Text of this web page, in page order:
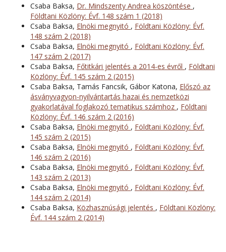
Csaba Baksa, Dr. Mindszenty Andrea köszöntése ,
Földtani Közlöny: Évf. 148 szám 1 (2018)
Csaba Baksa, Elnöki megnyitó , Földtani Közlöny: Évf.
148 szám 2 (2018)
Csaba Baksa, Elnöki megnyitó , Földtani Közlöny: Évf.
147 szám 2 (2017)
Csaba Baksa, Főtitkári jelentés a 2014-es évről , Földtani
Közlöny: Évf. 145 szám 2 (2015)
Csaba Baksa, Tamás Fancsik, Gábor Katona, Előszó az
ásványvagyon-nyilvántartás hazai és nemzetközi
gyakorlatával foglakozó tematikus számhoz , Földtani
Közlöny: Évf. 146 szám 2 (2016)
Csaba Baksa, Elnöki megnyitó , Földtani Közlöny: Évf.
145 szám 2 (2015)
Csaba Baksa, Elnöki megnyitó , Földtani Közlöny: Évf.
146 szám 2 (2016)
Csaba Baksa, Elnöki megnyitó , Földtani Közlöny: Évf.
143 szám 2 (2013)
Csaba Baksa, Elnöki megnyitó , Földtani Közlöny: Évf.
144 szám 2 (2014)
Csaba Baksa, Közhasznúsági jelentés , Földtani Közlöny:
Évf. 144 szám 2 (2014)